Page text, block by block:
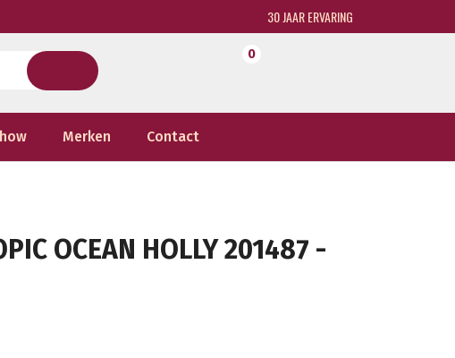
30 JAAR ERVARING
0
Merken Contact
OCEAN HOLLY 201487 -